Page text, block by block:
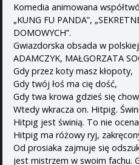
Komedia animowana
„KUNG FU PANDA”,
DOMOWYCH”.
Gwiazdorska obsada w
ADAMCZYK, MAŁGORZATA
Gdy przez koty masz kłopoty,
Gdy twój łoś ma cię dość,
Gdy twa krowa gdzieś się
Wtedy wkracza on. Hitpig.
Hitpig jest świnią. To nie
Hitpig ma różowy ryj,
Od prosiaka zajmuje się
jest mistrzem w swoim fachu.